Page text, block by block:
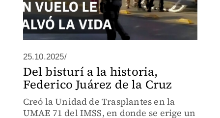
25.10.2025/
Del bisturí a la historia,
Federico Juárez de la Cruz
Creó la Unidad de Trasplantes en la
UMAE 71 del IMSS, en donde se erige un